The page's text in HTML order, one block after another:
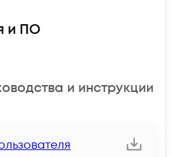
и ПО
и инструкции